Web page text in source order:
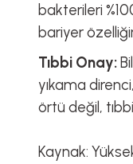
bakterileri
bariyer
Tıbbi Onay:
yıkama
örtü değil,
Kaynak: